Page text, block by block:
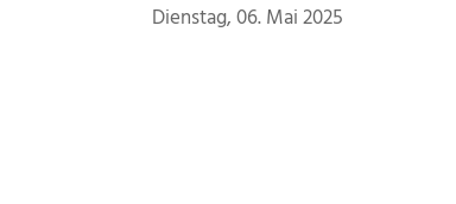
Dienstag, 06. Mai 2025